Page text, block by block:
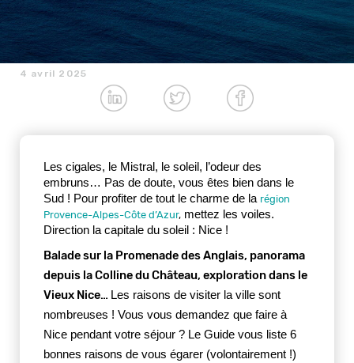
4 avril 2025
Les cigales, le Mistral, le soleil, l’odeur des
embruns… Pas de doute, vous êtes bien dans le
Sud ! Pour profiter de tout le charme de la région
Provence-Alpes-Côte d’Azur, mettez les voiles.
Direction la capitale du soleil : Nice !
Balade sur la Promenade des Anglais, panorama
depuis la Colline du Château, exploration dans le
Vieux Nice… Les raisons de visiter la ville sont
nombreuses ! Vous vous demandez que faire à
Nice pendant votre séjour ? Le Guide vous liste 6
bonnes raisons de vous égarer (volontairement !)